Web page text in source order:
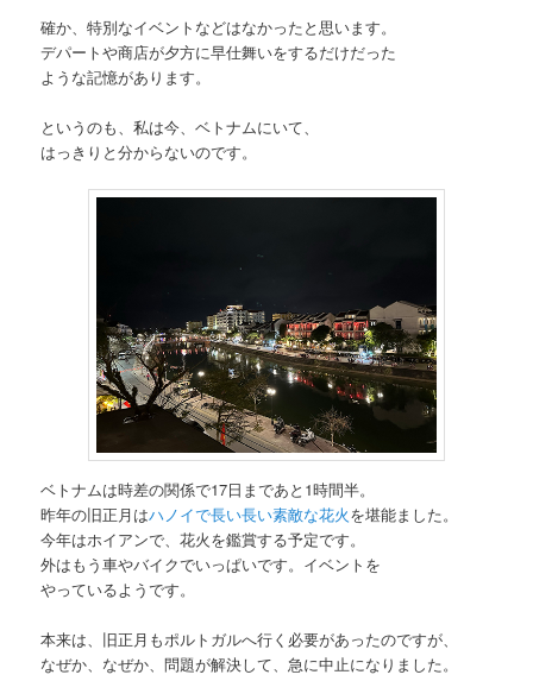
確か、特別なイベントなどはなかったと思います。
デパートや商店が夕方に早仕舞いをするだけだった
ような記憶があります。
というのも、私は今、ベトナムにいて、
はっきりと分からないのです。
ベトナムは時差の関係で17日まであと1時間半。
昨年の旧正月はハノイで長い長い素敵な花火を堪能ました。
今年はホイアンで、花火を鑑賞する予定です。
外はもう車やバイクでいっぱいです。イベントを
やっているようです。
本来は、旧正月もポルトガルへ行く必要があったのですが、
なぜか、なぜか、問題が解決して、急に中止になりました。